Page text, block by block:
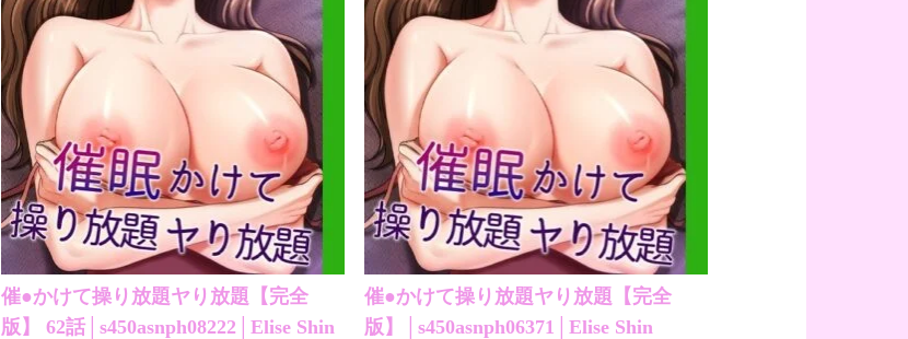
催●かけて操り放題ヤり放題【完全
版】 62話│s450asnph08222│Elise Shin
催●かけて操り放題ヤり放題【完全
版】│s450asnph06371│Elise Shin